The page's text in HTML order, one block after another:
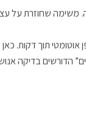
שורה אחרי שורה. משימה
הדורשים בדיקה